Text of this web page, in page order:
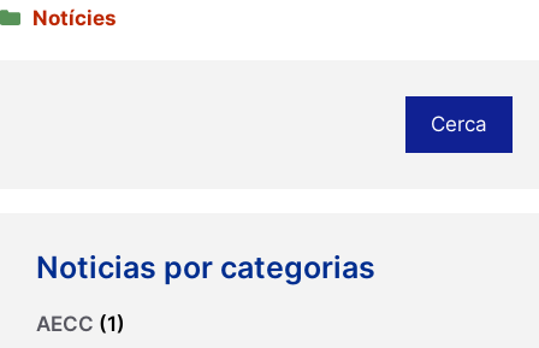
Categories
Notícies
Cerca
Noticias por categorias
AECC (1)